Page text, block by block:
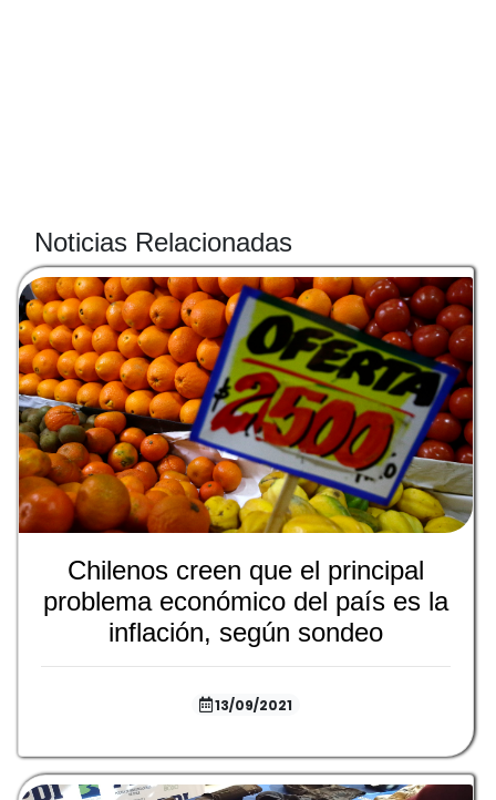
Noticias Relacionadas
Chilenos creen que el principal
problema económico del país es la
inflación, según sondeo
13/09/2021